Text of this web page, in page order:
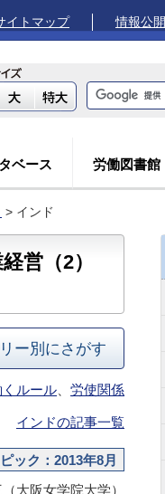
イトマップ 情報公開
ベース 労働図書館
> インド
営（2）
ー別にさがす
ルール 労使関係
インドの記事一覧
ック：2013年8月
大阪女学院大学）